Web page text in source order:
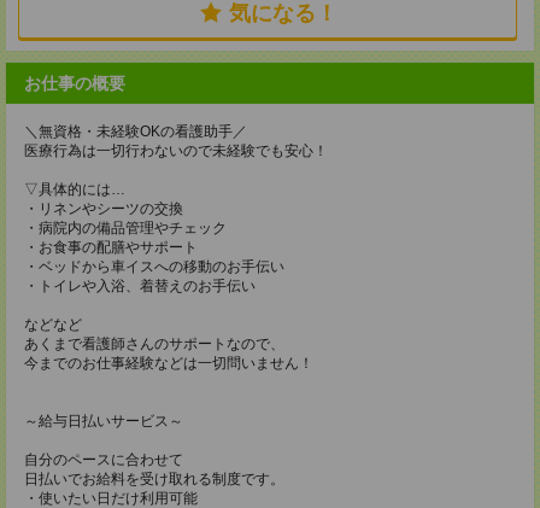
気になる！
お仕事の概要
＼無資格・未経験OKの看護助手／
医療行為は一切行わないので未経験でも安心！
▽具体的には…
・リネンやシーツの交換
・病院内の備品管理やチェック
・お食事の配膳やサポート
・ベッドから車イスへの移動のお手伝い
・トイレや入浴、着替えのお手伝い
などなど
あくまで看護師さんのサポートなので、
今までのお仕事経験などは一切問いません！
～給与日払いサービス～
自分のペースに合わせて
日払いでお給料を受け取れる制度です。
・使いたい日だけ利用可能